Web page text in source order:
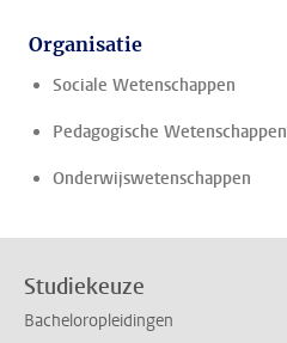
Organisatie
Sociale Wetenschappen
Pedagogische Wetenschappen
Onderwijswetenschappen
Studiekeuze
Bacheloropleidingen